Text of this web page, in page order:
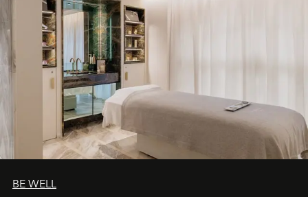
BE WELL